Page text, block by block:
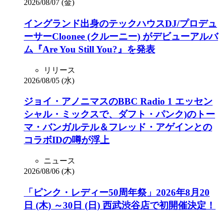
2026/08/07 (金)
イングランド出身のテックハウスDJ/プロデュ
ーサーCloonee (クルーニー) がデビューアルバ
ム『Are You Still You?』を発表
リリース
2026/08/05 (水)
ジョイ・アノニマスのBBC Radio 1 エッセン
シャル・ミックスで、ダフト・パンク)のトー
マ・バンガルテル＆フレッド・アゲインとの
コラボIDの噂が浮上
ニュース
2026/08/06 (木)
「ピンク・レディー50周年祭」2026年8月20
日 (木) ～30日 (日) 西武渋谷店で初開催決定！